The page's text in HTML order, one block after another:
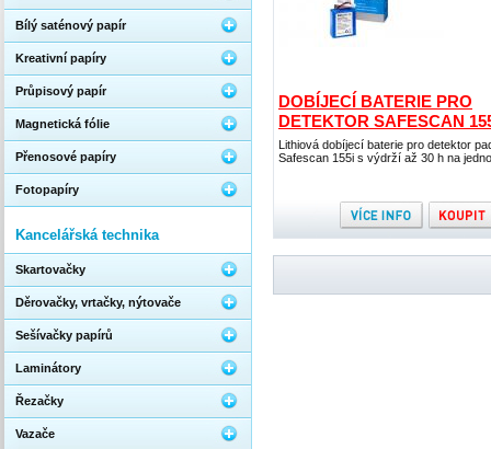
DOBÍJECÍ BATERIE PRO
DETEKTOR SAFESCAN
Lithiová dobíjecí baterie pro detektor
Safescan 155i s výdrží až 30 h na
Bílý saténový papír
Kreativní papíry
Průpisový papír
Magnetická fólie
Přenosové papíry
Fotopapíry
Kancelářská technika
Skartovačky
Děrovačky, vrtačky, nýtovače
Sešívačky papírů
Laminátory
Řezačky
Vazače